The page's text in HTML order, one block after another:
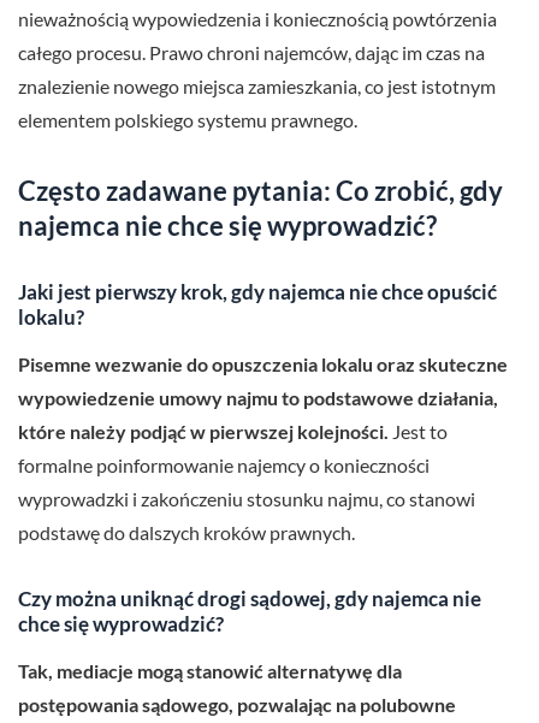
nieważnością wypowiedzenia i koniecznością powtórzenia
całego procesu. Prawo chroni najemców, dając im czas na
znalezienie nowego miejsca zamieszkania, co jest istotnym
elementem polskiego systemu prawnego.
Często zadawane pytania: Co zrobić, gdy
najemca nie chce się wyprowadzić?
Jaki jest pierwszy krok, gdy najemca nie chce opuścić
lokalu?
Pisemne wezwanie do opuszczenia lokalu oraz skuteczne
wypowiedzenie umowy najmu to podstawowe działania,
które należy podjąć w pierwszej kolejności. Jest to
formalne poinformowanie najemcy o konieczności
wyprowadzki i zakończeniu stosunku najmu, co stanowi
podstawę do dalszych kroków prawnych.
Czy można uniknąć drogi sądowej, gdy najemca nie
chce się wyprowadzić?
Tak, mediacje mogą stanowić alternatywę dla
postępowania sądowego, pozwalając na polubowne